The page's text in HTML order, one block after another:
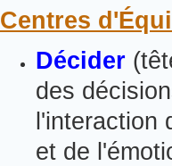
Centres
Décider
des
l'interaction
et de